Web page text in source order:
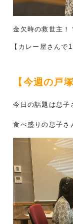
金欠時の救世主！
【カレー屋さん
【今週の戸
今日の話題は息子
食べ盛りの息子さ